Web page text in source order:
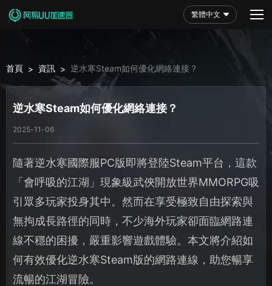
繁體中文
首頁 > 資訊 > 逆水寒Steam如何優化網絡連接？
逆水寒Steam如何優化網絡連接？
2025-11-06
隨著逆水寒國際服PC版即將登陸Steam平台，這款
「會呼吸的江湖」現象級武俠開放世界MMORPG吸
引眾多玩家投身其中。然而在享受極致自由探索與
無拘成長路徑的同時，不少海外玩家卻面臨網路連
線不穩的困擾，嚴重影響遊戲體驗。本文將介紹如
何有效優化逆水寒Steam版的網路連線，助您暢享
流暢的江湖冒險。